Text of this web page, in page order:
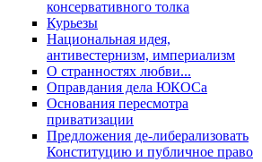
консервативного толка
Курьезы
Национальная идея,
антивестернизм, империализм
О странностях любви...
Оправдания дела ЮКОСа
Основания пересмотра
приватизации
Предложения де-либерализовать
Конституцию и публичное право